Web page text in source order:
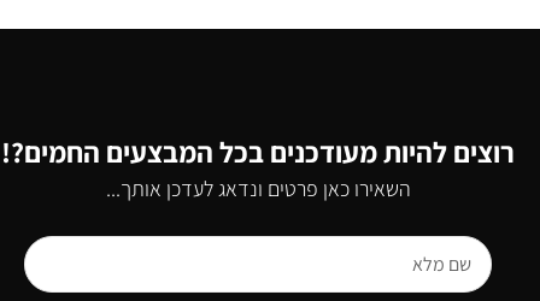
רוצים להיות מעודכנים בכל המבצעים החמים?!
השאירו כאן פרטים ונדאג לעדכן אותך...